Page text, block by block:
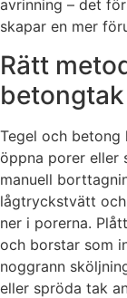
avrinning – det
skapar en mer
Rätt
betongtak
Tegel och
öppna porer eller
manuell
lågtryckstvätt
ner i porerna.
och borstar som
noggrann
eller spröda tak